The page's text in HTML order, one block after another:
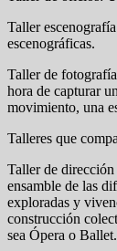
Taller
escenográficas.
Taller de
hora de capturar
movimiento, una
Talleres que
Taller de
ensamble de las
exploradas y
construcción
sea Ópera o Ballet.